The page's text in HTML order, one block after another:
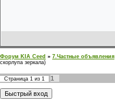
Форум KIA Ceed » 7.Частные объявления
скорлупа зеркала)
Страница 1 из 1 1